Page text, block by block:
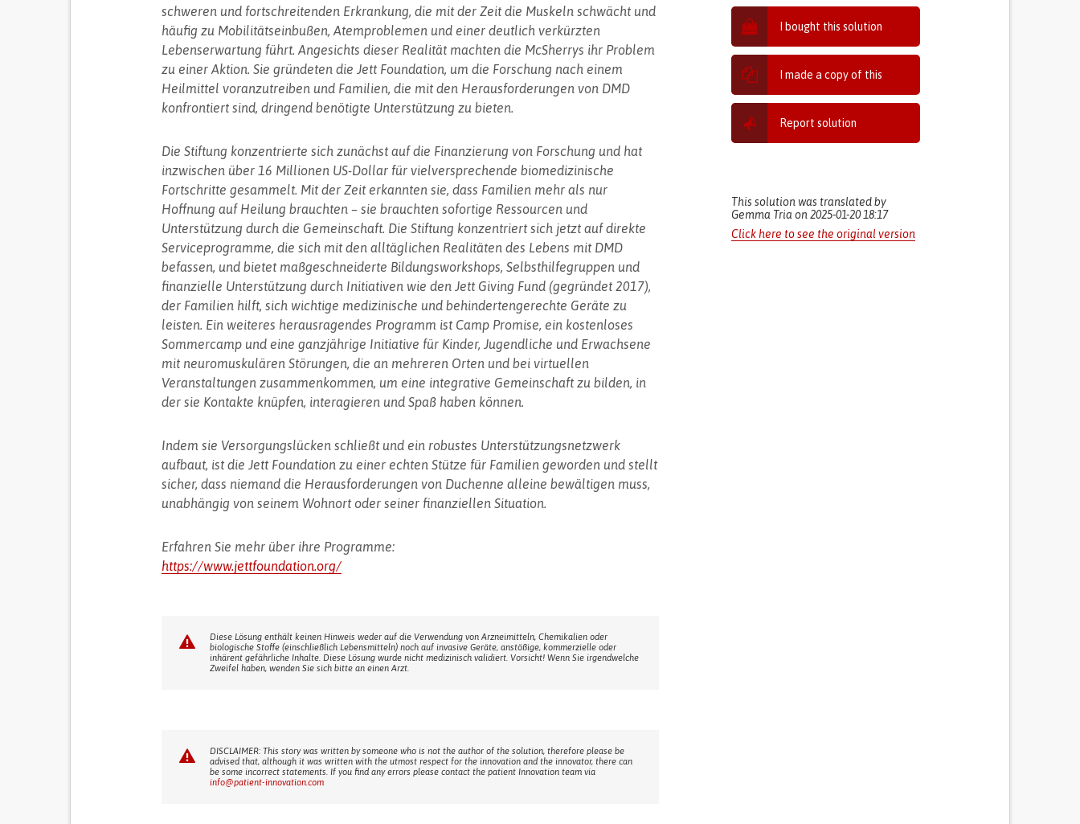
I bought this solution
I made a copy of this
Report solution
This solution was translated by
Gemma Tria on 2025-01-20 18:17
Click here to see the original version
schweren und fortschreitenden Erkrankung, die mit der Zeit die Muskeln schwächt und
häufig zu Mobilitätseinbußen, Atemproblemen und einer deutlich verkürzten
Lebenserwartung führt. Angesichts dieser Realität machten die McSherrys ihr Problem
zu einer Aktion. Sie gründeten die Jett Foundation, um die Forschung nach einem
Heilmittel voranzutreiben und Familien, die mit den Herausforderungen von DMD
konfrontiert sind, dringend benötigte Unterstützung zu bieten.
Die Stiftung konzentrierte sich zunächst auf die Finanzierung von Forschung und hat
inzwischen über 16 Millionen US-Dollar für vielversprechende biomedizinische
Fortschritte gesammelt. Mit der Zeit erkannten sie, dass Familien mehr als nur
Hoffnung auf Heilung brauchten – sie brauchten sofortige Ressourcen und
Unterstützung durch die Gemeinschaft. Die Stiftung konzentriert sich jetzt auf direkte
Serviceprogramme, die sich mit den alltäglichen Realitäten des Lebens mit DMD
befassen, und bietet maßgeschneiderte Bildungsworkshops, Selbsthilfegruppen und
finanzielle Unterstützung durch Initiativen wie den Jett Giving Fund (gegründet 2017),
der Familien hilft, sich wichtige medizinische und behindertengerechte Geräte zu
leisten. Ein weiteres herausragendes Programm ist Camp Promise, ein kostenloses
Sommercamp und eine ganzjährige Initiative für Kinder, Jugendliche und Erwachsene
mit neuromuskulären Störungen, die an mehreren Orten und bei virtuellen
Veranstaltungen zusammenkommen, um eine integrative Gemeinschaft zu bilden, in
der sie Kontakte knüpfen, interagieren und Spaß haben können.
Indem sie Versorgungslücken schließt und ein robustes Unterstützungsnetzwerk
aufbaut, ist die Jett Foundation zu einer echten Stütze für Familien geworden und stellt
sicher, dass niemand die Herausforderungen von Duchenne alleine bewältigen muss,
unabhängig von seinem Wohnort oder seiner finanziellen Situation.
Erfahren Sie mehr über ihre Programme:
https://www.jettfoundation.org/
Diese Lösung enthält keinen Hinweis weder auf die Verwendung von Arzneimitteln, Chemikalien oder
biologische Stoffe (einschließlich Lebensmitteln) noch auf invasive Geräte, anstößige, kommerzielle oder
inhärent gefährliche Inhalte. Diese Lösung wurde nicht medizinisch validiert. Vorsicht! Wenn Sie irgendwelche
Zweifel haben, wenden Sie sich bitte an einen Arzt.
DISCLAIMER: This story was written by someone who is not the author of the solution, therefore please be
advised that, although it was written with the utmost respect for the innovation and the innovator, there can
be some incorrect statements. If you find any errors please contact the patient Innovation team via
info@patient-innovation.com